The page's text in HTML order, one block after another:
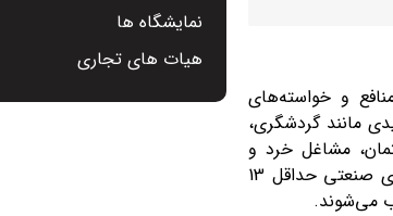
که هرکدام منافع و خواسته‌های
مانند گردشگری،
مشاغل خرد و
کوچک، آموزش و سلامت، موسسات مالی، و شورای بین‌صنعتی زنان بازرگان هستند. هر شورای صنعتی حداقل 13
می‌شوند.
نمایشگاه ها
هیات های تجاری